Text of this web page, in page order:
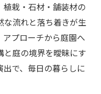
植栽・石材・舗装材の
な流れと落ち着きが生
アプローチから庭園へ
と庭の境界を曖昧にす
で、毎日の暮らしに